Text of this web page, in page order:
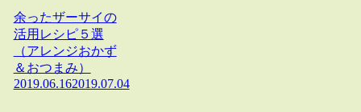
余ったザーサイの
活用レシピ５選
（アレンジおかず
＆おつまみ）
2019.06.162019.07.04